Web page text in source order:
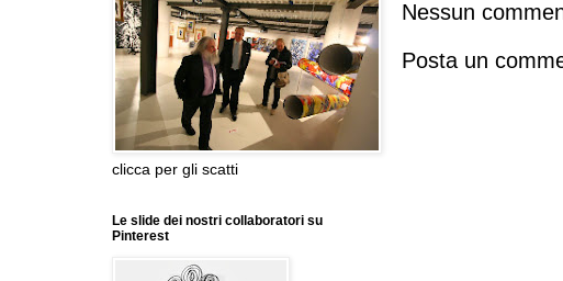
Nessun
Posta un
clicca per gli scatti
Le slide dei nostri collaboratori su
Pinterest